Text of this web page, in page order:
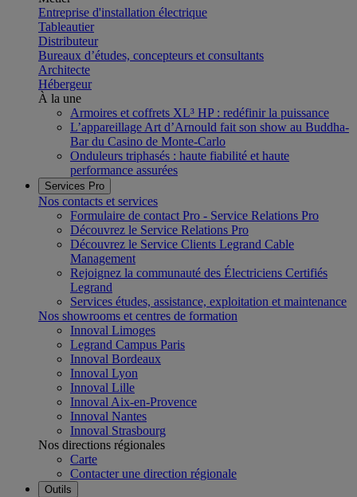
Entreprise d'installation électrique
Tableautier
Distributeur
Bureaux d’études, concepteurs et consultants
Architecte
Hébergeur
À la une
Armoires et coffrets XL³ HP : redéfinir la puissance
L’appareillage Art d’Arnould fait son show au Buddha-
Bar du Casino de Monte-Carlo
Onduleurs triphasés : haute fiabilité et haute
performance assurées
Services Pro
Nos contacts et services
Formulaire de contact Pro - Service Relations Pro
Découvrez le Service Relations Pro
Découvrez le Service Clients Legrand Cable
Management
Rejoignez la communauté des Électriciens Certifiés
Legrand
Services études, assistance, exploitation et maintenance
Nos showrooms et centres de formation
Innoval Limoges
Legrand Campus Paris
Innoval Bordeaux
Innoval Lyon
Innoval Lille
Innoval Aix-en-Provence
Innoval Nantes
Innoval Strasbourg
Nos directions régionales
Carte
Contacter une direction régionale
Outils